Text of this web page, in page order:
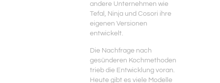
andere Unternehmen wie
Tefal, Ninja und Cosori ihre
eigenen Versionen
entwickelt.
Die Nachfrage nach
gesünderen Kochmethoden
trieb die Entwicklung voran.
Heute gibt es viele Modelle